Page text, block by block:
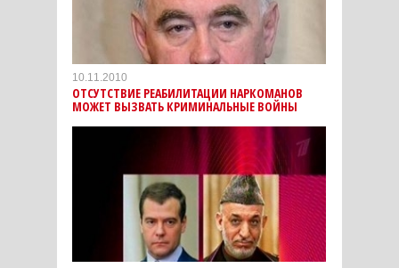
10.11.2010
ОТСУТСТВИЕ РЕАБИЛИТАЦИИ НАРКОМАНОВ
МОЖЕТ ВЫЗВАТЬ КРИМИНАЛЬНЫЕ ВОЙНЫ